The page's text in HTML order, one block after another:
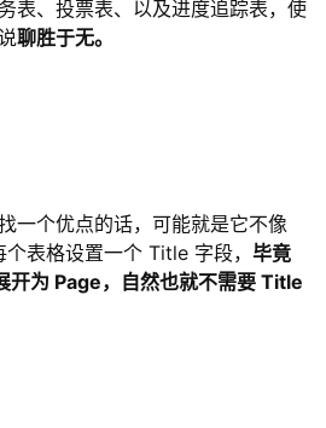
表、投票表、以及进度追踪表，使
聊胜于无。
一个优点的话，可能就是它不像
表格设置一个 Title 字段， 毕竟
开为 Page，自然也就不需要 Title